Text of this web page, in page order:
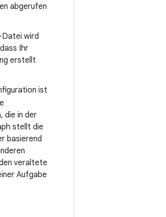
abgerufen
wird
Ihr
erstellt
ist
die in der
stellt die
basierend
veraltete
Aufgabe